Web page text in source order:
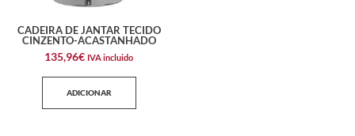
CADEIRA DE JANTAR TECIDO
CINZENTO-ACASTANHADO
135,96€ IVA incluido
ADICIONAR